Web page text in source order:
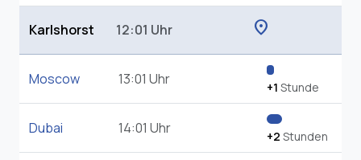
Karlshorst 12:01 Uhr location_on
Moscow 13:01 Uhr +1 Stunde
Dubai 14:01 Uhr +2 Stunden